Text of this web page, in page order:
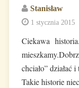
Stanisław
1 stycznia 2015
Ciekawa
chciało” działać
Takie historie